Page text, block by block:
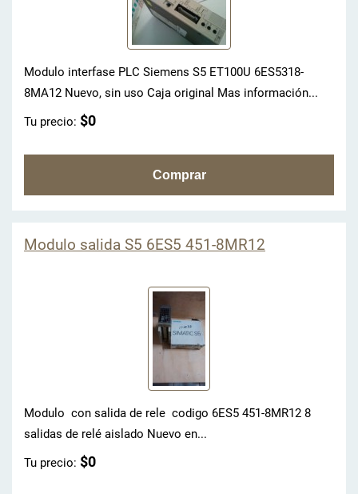
Modulo interfase PLC Siemens S5 ET100U 6ES5318-
8MA12 Nuevo, sin uso Caja original Mas información...
Tu precio: $0
Modulo salida S5 6ES5 451-8MR12
Modulo con salida de rele codigo 6ES5 451-8MR12 8
salidas de relé aislado Nuevo en...
Tu precio: $0